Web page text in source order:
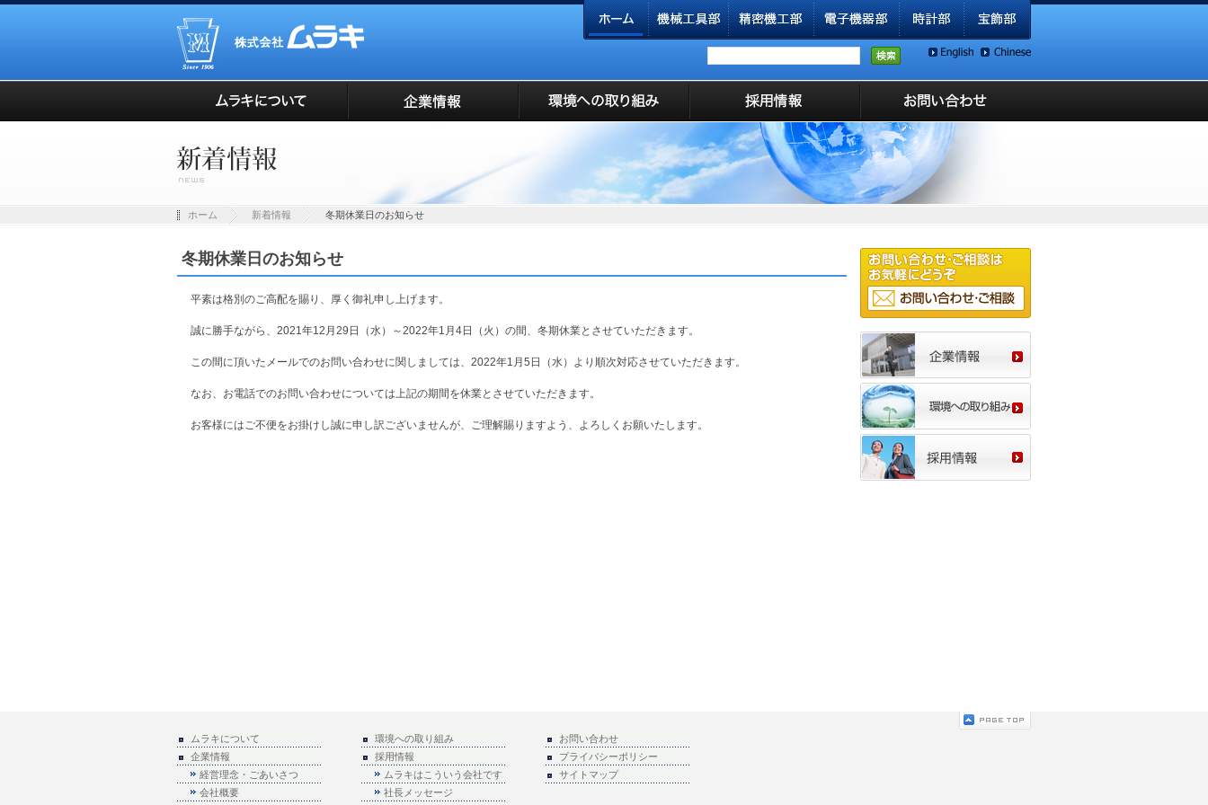
ホーム 新着情報 冬期休業日のお知らせ
冬期休業日のお知らせ
平素は格別のご高配を賜り、厚く御礼申し上げます。
誠に勝手ながら、2021年12月29日（水）～2022年1月4日（火）の間、冬期休業とさせていただきます。
この間に頂いたメールでのお問い合わせに関しましては、2022年1月5日（水）より順次対応させていただきます。
なお、お電話でのお問い合わせについては上記の期間を休業とさせていただきます。
お客様にはご不便をお掛けし誠に申し訳ございませんが、ご理解賜りますよう、よろしくお願いたします。
ムラキについて
企業情報
経営理念・ごあいさつ
会社概要
環境への取り組み
採用情報
ムラキはこういう会社です
社長メッセージ
お問い合わせ
プライバシーポリシー
サイトマップ